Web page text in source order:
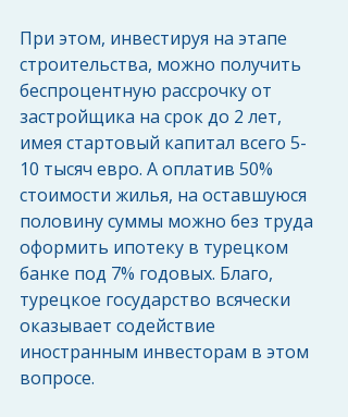
При этом, инвестируя на этапе
строительства, можно получить
беспроцентную рассрочку от
застройщика на срок до 2 лет,
имея стартовый капитал всего 5-
10 тысяч евро. А оплатив 50%
стоимости жилья, на оставшуюся
половину суммы можно без труда
оформить ипотеку в турецком
банке под 7% годовых. Благо,
турецкое государство всячески
оказывает содействие
иностранным инвесторам в этом
вопросе.